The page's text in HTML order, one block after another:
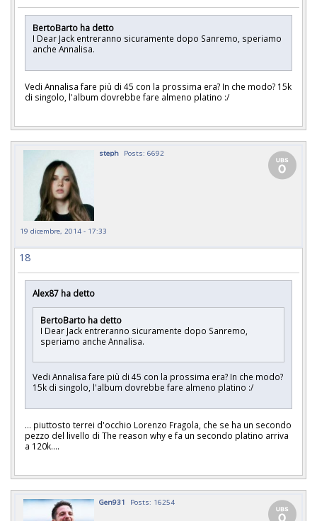
BertoBarto ha detto
I Dear Jack entreranno sicuramente dopo Sanremo, speriamo
anche Annalisa.
Vedi Annalisa fare più di 45 con la prossima era? In che modo? 15k
di singolo, l'album dovrebbe fare almeno platino :/
steph Posts: 6692
19 dicembre, 2014 - 17:33
18
Alex87 ha detto
BertoBarto ha detto
I Dear Jack entreranno sicuramente dopo Sanremo,
speriamo anche Annalisa.
Vedi Annalisa fare più di 45 con la prossima era? In che modo?
15k di singolo, l'album dovrebbe fare almeno platino :/
... piuttosto terrei d'occhio Lorenzo Fragola, che se ha un secondo
pezzo del livello di The reason why e fa un secondo platino arriva
a 120k....
Gen931 Posts: 16254